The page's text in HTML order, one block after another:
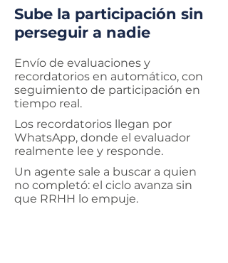
Sube la participación sin
perseguir a nadie
Envío de evaluaciones y
recordatorios en automático, con
seguimiento de participación en
tiempo real.
Los recordatorios llegan por
WhatsApp, donde el evaluador
realmente lee y responde.
Un agente sale a buscar a quien
no completó: el ciclo avanza sin
que RRHH lo empuje.